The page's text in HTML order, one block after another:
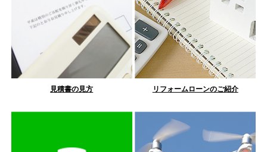
見積書の見方 リフォームローンのご紹介